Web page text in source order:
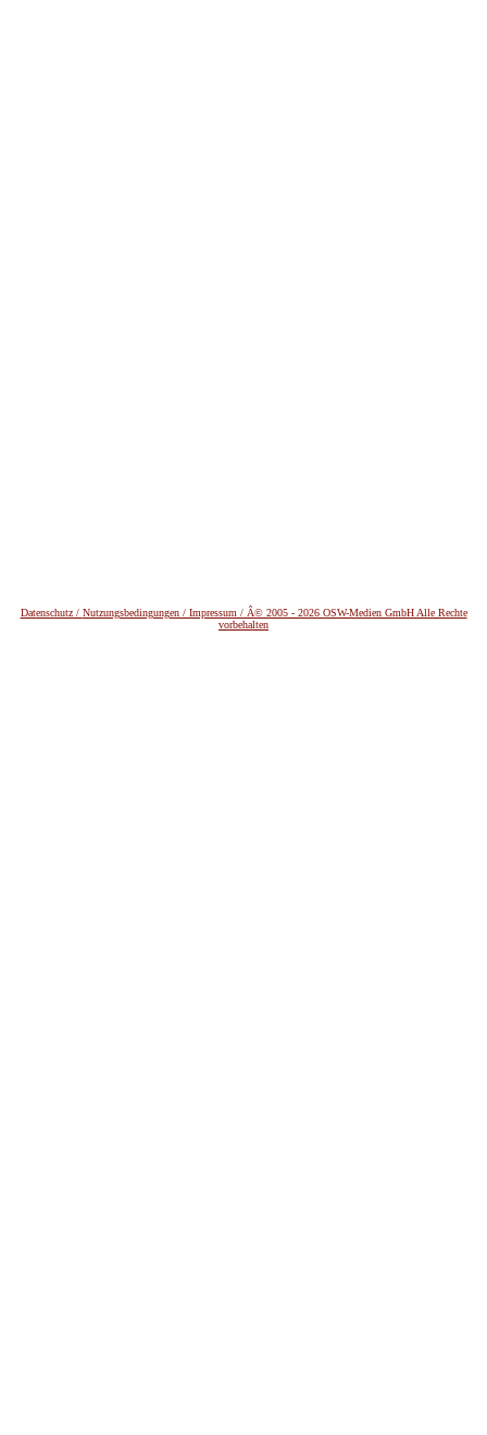
Datenschutz / Nutzungsbedingungen / Impressum / Â© 2005 - 2026 OSW-Medien GmbH Alle Rechte
vorbehalten